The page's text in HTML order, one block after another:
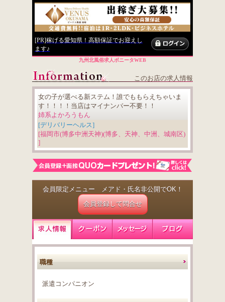
[PR]稼げる愛知県！高額保証でお迎えし
ます♪
九州北風俗求人ボニータWEB
このお店の求人情報
女の子が選べる新ステム！誰でももらえちゃいま
す！！！！当店はマイナンバー不要！！
姉系よかろうもん
[デリバリーヘルス]
[福岡市(博多中洲天神)(博多、天神、中洲、城南区)
]
会員限定メニュー メアド・氏名非公開でOK！
会員登録して問合せ
職種
派遣コンパニオン